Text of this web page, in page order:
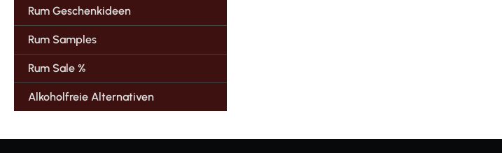
Rum Geschenkideen
Rum Samples
Rum Sale %
Alkoholfreie Alternativen